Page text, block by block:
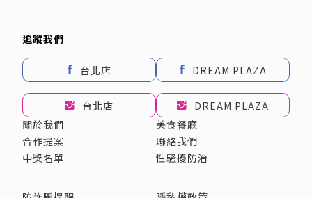
追蹤我們
台北店 DREAM PLAZA
台北店
DREAM PLAZA
關於我們
美食餐廳
合作提案
聯絡我們
中獎名單
性騷擾防治